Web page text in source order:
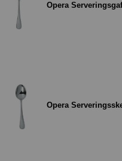
Opera
Opera